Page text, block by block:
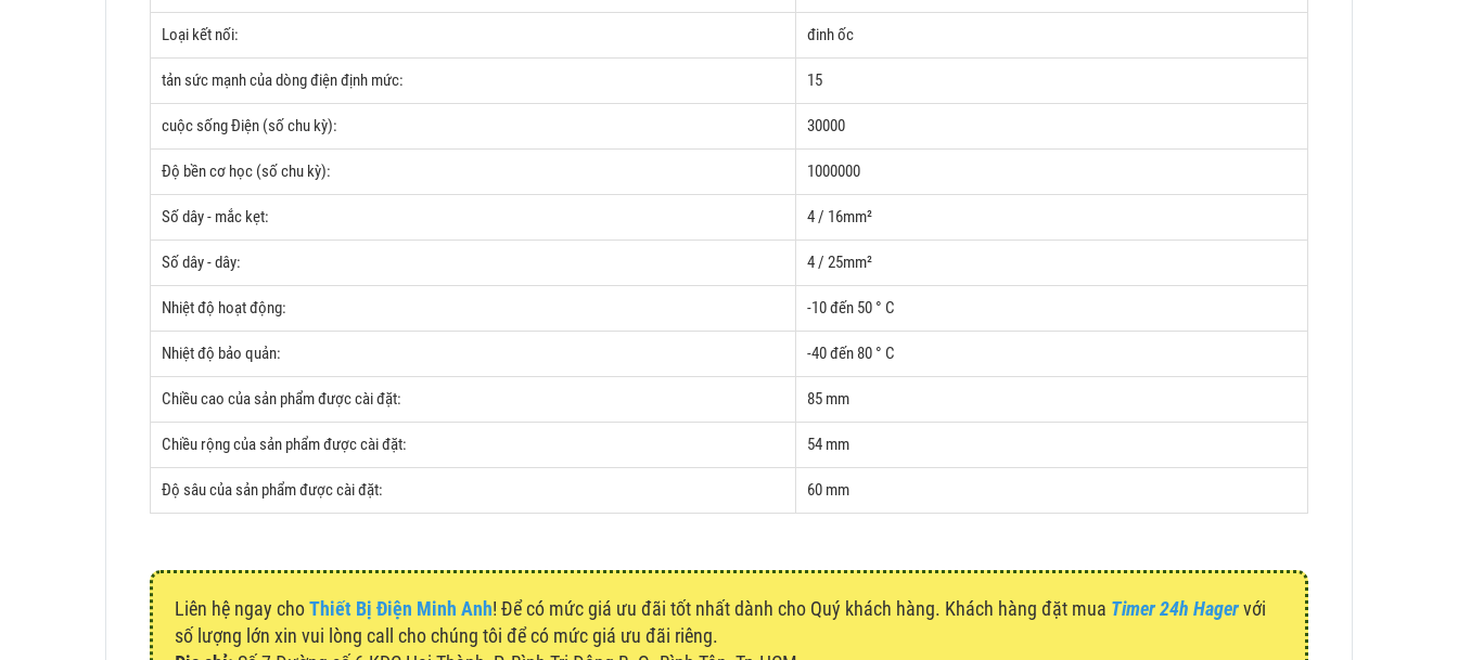
Loại kết nối: đinh ốc
tản sức mạnh của dòng điện định mức: 15
cuộc sống Điện (số chu kỳ): 30000
Độ bền cơ học (số chu kỳ): 1000000
Số dây - mắc kẹt: 4 / 16mm²
Số dây - dây: 4 / 25mm²
Nhiệt độ hoạt động: -10 đến 50 ° C
Nhiệt độ bảo quản: -40 đến 80 ° C
Chiều cao của sản phẩm được cài đặt: 85 mm
Chiều rộng của sản phẩm được cài đặt: 54 mm
Độ sâu của sản phẩm được cài đặt: 60 mm
Liên hệ ngay choThiết Bị Điện Minh Anh! Để có mức giá ưu đãi tốt nhất dành cho Quý khách hàng. Khách hàng đặt mua Timer 24h Hagervới
số lượng lớn xin vui lòng call cho chúng tôi để có mức giá ưu đãi riêng.